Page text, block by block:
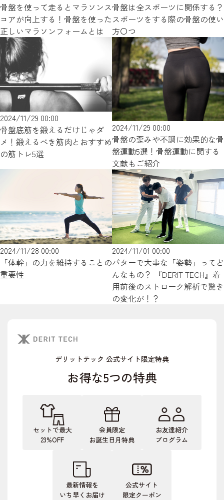
骨盤を使って走るとマラソンス
コアが向上する！骨盤を使った
正しいマラソンフォームとは
骨盤は全スポーツに関係する？
スポーツをする際の骨盤の使い
方〇つ
2024/11/29 00:00
骨盤底筋を鍛えるだけじゃダ
メ！鍛えるべき筋肉とおすすめ
の筋トレ5選
2024/11/29 00:00
骨盤の歪みや不調に効果的な骨
盤運動5選！骨盤運動に関する
文献もご紹介
2024/11/28 00:00
「体幹」の力を維持することの
重要性
2024/11/01 00:00
パターで大事な「姿勢」ってど
んなもの？ 『DERIT TECH』着
用前後のストローク解析で驚き
の変化が！？
デリットテック 公式サイト限定特典
お得な5つの特典
セットで最大
23%OFF
会員限定
お誕生日月特典
お友達紹介
プログラム
最新情報を
いち早くお届け
公式サイト
限定クーポン